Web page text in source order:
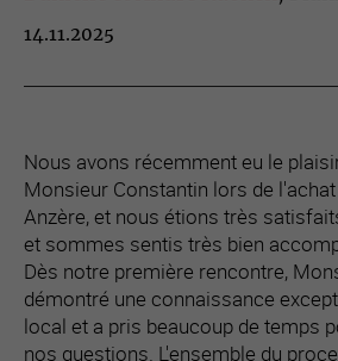
14.11.2025
Nous avons récemment eu le
Monsieur Constantin lors de
Anzère, et nous étions très
et sommes sentis très bien
Dès notre première rencontre,
démontré une connaissance
local et a pris beaucoup de temps
nos questions. L'ensemble du